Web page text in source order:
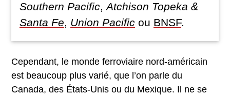
Southern Pacific,Atchison Topeka &
Santa Fe, Union Pacific ou BNSF.
Cependant, le monde ferroviaire nord-américain
est beaucoup plus varié, que l’on parle du
Canada, des États-Unis ou du Mexique. Il ne se